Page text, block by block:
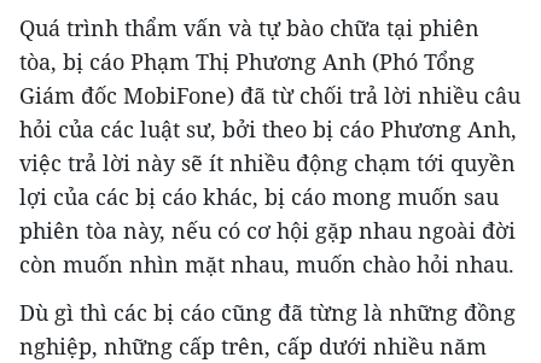
Quá trình thẩm vấn và tự bào chữa tại phiên
tòa, bị cáo Phạm Thị Phương Anh (Phó Tổng
Giám đốc MobiFone) đã từ chối trả lời nhiều câu
hỏi của các luật sư, bởi theo bị cáo Phương Anh,
việc trả lời này sẽ ít nhiều động chạm tới quyền
lợi của các bị cáo khác, bị cáo mong muốn sau
phiên tòa này, nếu có cơ hội gặp nhau ngoài đời
còn muốn nhìn mặt nhau, muốn chào hỏi nhau.
Dù gì thì các bị cáo cũng đã từng là những đồng
nghiệp, những cấp trên, cấp dưới nhiều năm